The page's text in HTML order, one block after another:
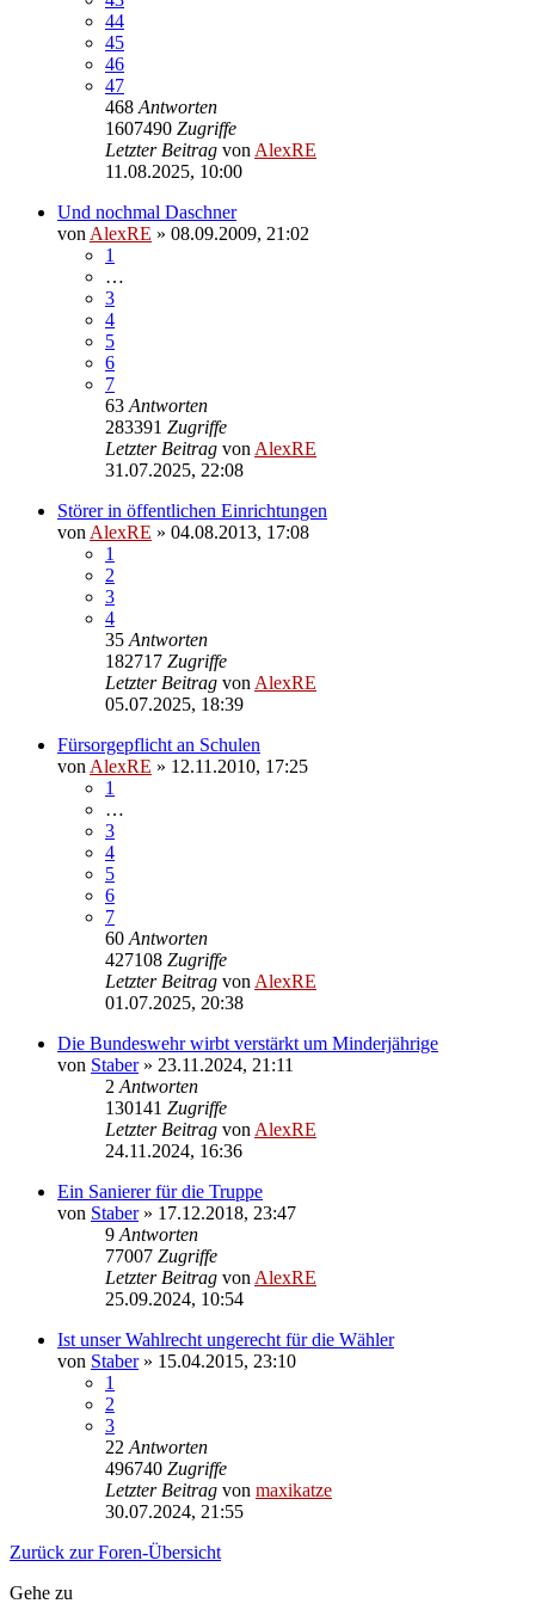
44
45
46
47
468 Antworten
1607490 Zugriffe
Letzter Beitrag von AlexRE
11.08.2025, 10:00
Und nochmal Daschner
von AlexRE » 08.09.2009, 21:02
1
…
3
4
5
6
7
63 Antworten
283391 Zugriffe
Letzter Beitrag von AlexRE
31.07.2025, 22:08
Störer in öffentlichen Einrichtungen
von AlexRE » 04.08.2013, 17:08
1
2
3
4
35 Antworten
182717 Zugriffe
Letzter Beitrag von AlexRE
05.07.2025, 18:39
Fürsorgepflicht an Schulen
von AlexRE » 12.11.2010, 17:25
1
…
3
4
5
6
7
60 Antworten
427108 Zugriffe
Letzter Beitrag von AlexRE
01.07.2025, 20:38
Die Bundeswehr wirbt verstärkt um Minderjährige
von Staber» 23.11.2024, 21:11
2 Antworten
130141 Zugriffe
Letzter Beitrag von AlexRE
24.11.2024, 16:36
Ein Sanierer für die Truppe
von Staber» 17.12.2018, 23:47
9 Antworten
77007 Zugriffe
Letzter Beitrag von AlexRE
25.09.2024, 10:54
Ist unser Wahlrecht ungerecht für die Wähler
von Staber» 15.04.2015, 23:10
1
2
3
22 Antworten
496740 Zugriffe
Letzter Beitrag von maxikatze
30.07.2024, 21:55
Zurück zur Foren-Übersicht
Gehe zu